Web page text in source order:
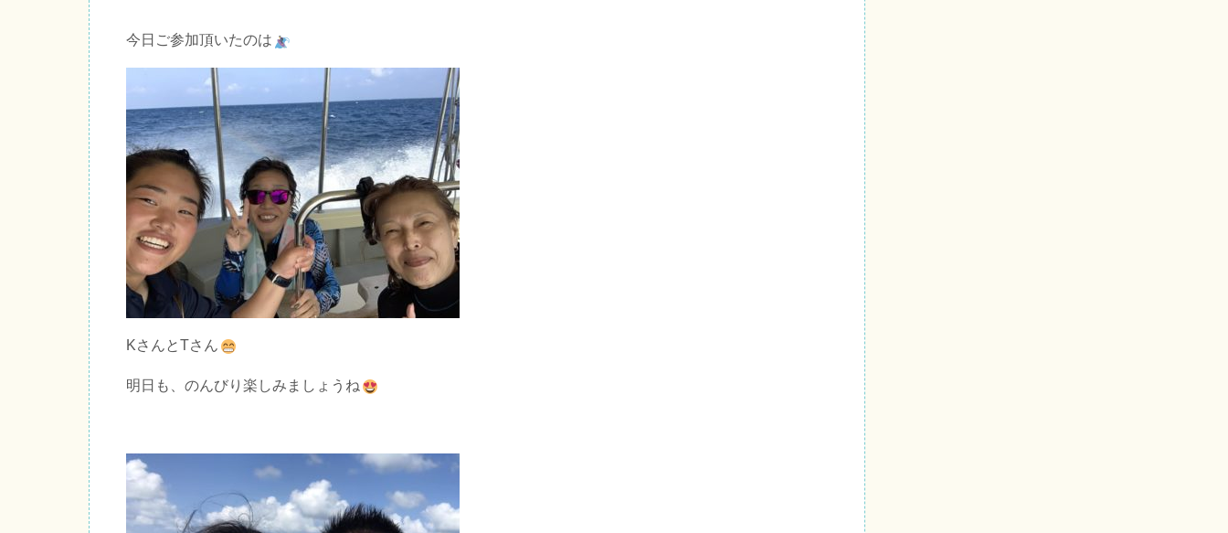
今日ご参加頂いたのは
KさんとTさん
明日も、のんびり楽しみましょうね